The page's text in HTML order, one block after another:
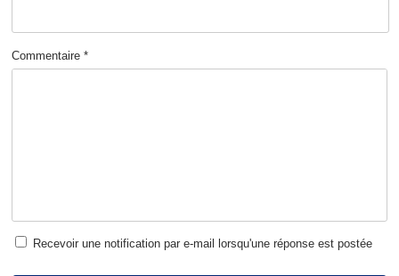
Commentaire *
Recevoir une notification par e-mail lorsqu'une réponse est postée